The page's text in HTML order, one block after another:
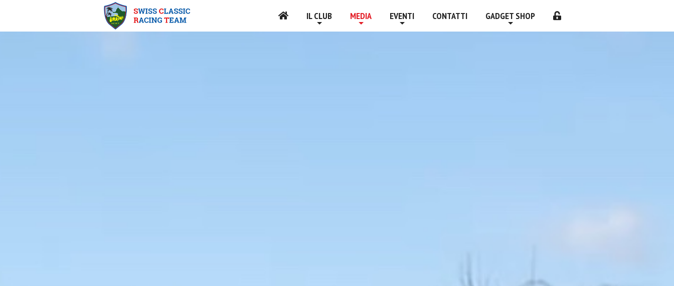
IL CLUB MEDIA EVENTI CONTATTI GADGET SHOP